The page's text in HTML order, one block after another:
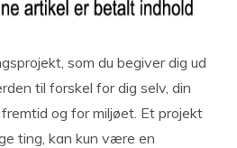
som du begiver dig ud
til forskel for dig selv, din
og for miljøet. Et projekt
ting, kan kun være en